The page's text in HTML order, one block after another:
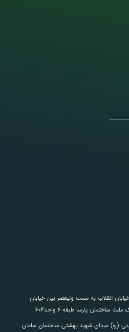
انقلاب به سمت ولیعصر بین خیابان
پارسا طبقه 6 واحد604
(ره) میدان شهید بهشتی ساختمان سامان